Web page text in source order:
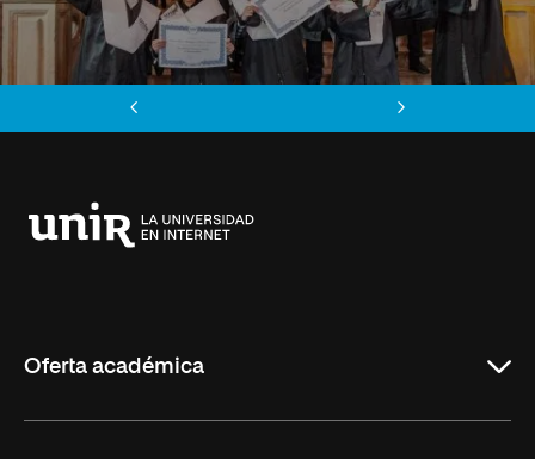
Oferta académica